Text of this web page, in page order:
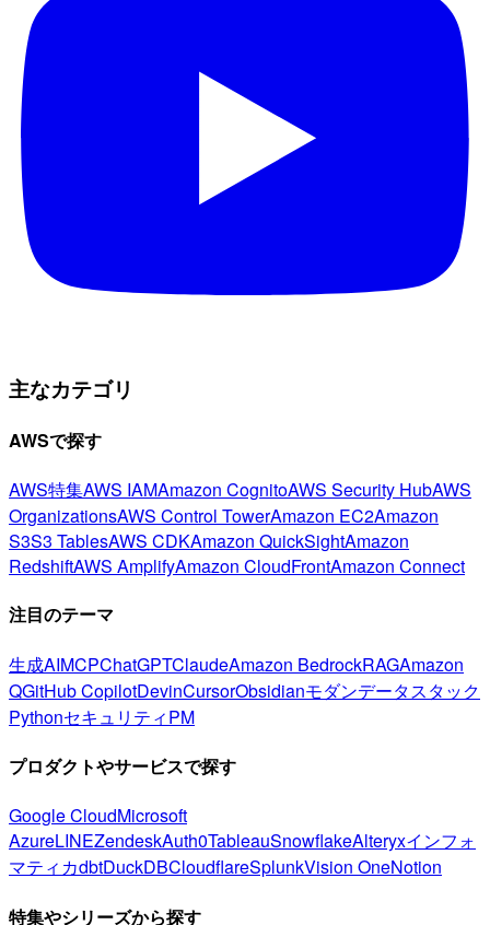
主なカテゴリ
AWSで探す
AWS特集AWS IAMAmazon CognitoAWS Security HubAWS
OrganizationsAWS Control TowerAmazon EC2Amazon
S3S3 TablesAWS CDKAmazon QuickSightAmazon
RedshiftAWS AmplifyAmazon CloudFrontAmazon Connect
注目のテーマ
生成AIMCPChatGPTClaudeAmazon BedrockRAGAmazon
QGitHub CopilotDevinCursorObsidianモダンデータスタック
PythonセキュリティPM
プロダクトやサービスで探す
Google CloudMicrosoft
AzureLINEZendeskAuth0TableauSnowflakeAlteryxインフォ
マティカdbtDuckDBCloudflareSplunkVision OneNotion
特集やシリーズから探す